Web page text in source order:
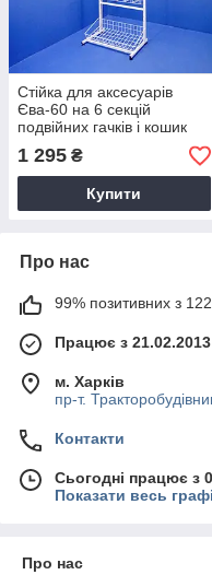
Стійка для аксесуарів
Єва-60 на 6 секцій
подвійних гачків і кошик
прямий
1 295 ₴
Купити
Про нас
99% позитивних з 122
Працює з 21.02.2013
м. Харків
пр-т.
Контакти
Сьогодні працює з
Показати весь
Про нас